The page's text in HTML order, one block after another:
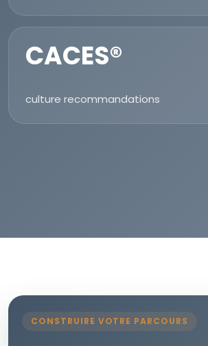
CACES®
culture recommandations
CONSTRUIRE VOTRE PARCOURS